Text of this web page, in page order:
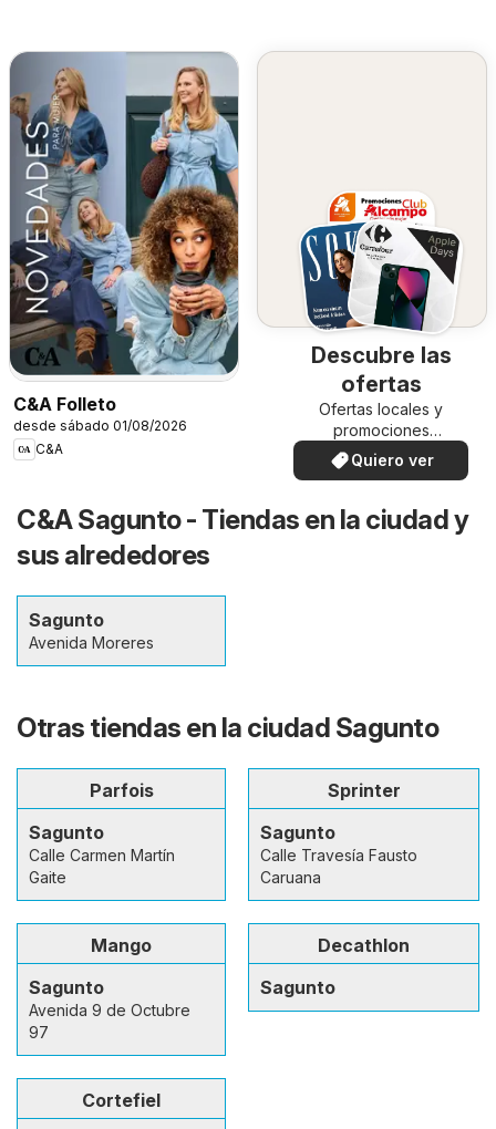
C&A Folleto
desde sábado 01/08/2026
C&A
Descubre las
ofertas
Ofertas locales y
promociones
especiales.
Quiero ver
C&A Sagunto - Tiendas en la ciudad y
sus alrededores
Sagunto
Avenida Moreres
Otras tiendas en la ciudad Sagunto
Parfois
Sagunto
Calle Carmen Martín
Gaite
Sprinter
Sagunto
Calle Travesía Fausto
Caruana
Mango
Sagunto
Avenida 9 de Octubre
97
Decathlon
Sagunto
Cortefiel